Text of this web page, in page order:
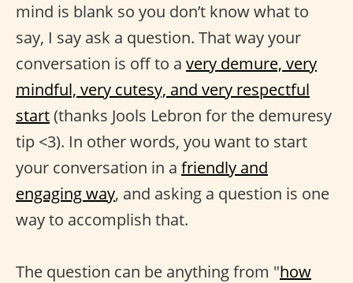
mind is blank so you don’t know what to
say, I say ask a question. That way your
conversation is off to a very demure, very
mindful, very cutesy, and very respectful
start(thanks Jools Lebron for the demuresy
tip <3). In other words, you want to start
your conversation in a friendly and
engaging way, and asking a question is one
way to accomplish that.
The question can be anything from "how